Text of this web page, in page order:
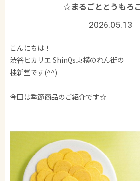
☆まるごととうもろ
2026.05.13
こんにちは！
渋谷ヒカリエ ShinQs東横のれん街の
桂新堂です(^^)
今回は季節商品のご紹介です☆